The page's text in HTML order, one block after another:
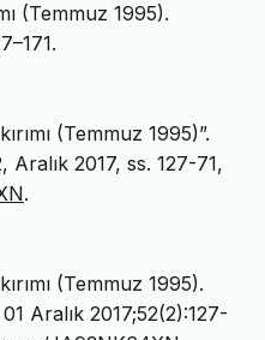
(Temmuz 1995).
(Temmuz 1995)”.
Aralık 2017, ss. 127-71,
.
(Temmuz 1995).
Aralık 2017;52(2):127-